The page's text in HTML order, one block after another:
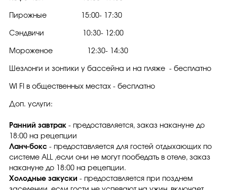
Пирожные 15:00- 17:30
Сэндвичи 10:30- 12:00
Мороженое 12:30- 14:30
Шезлонги и зонтики у бассейна и на пляже - бесплатно
WI FI в общественных местах - бесплатно
Доп. услуги:
Ранний завтрак - предоставляется, заказ накануне до
18:00 на рецепции
Ланч-бокс - предоставляется для гостей отдыхающих по
системе ALL ,если они не могут пообедать в отеле, заказ
накануне до 18:00 на рецепции.
Холодные закуски - предоставляется при позднем